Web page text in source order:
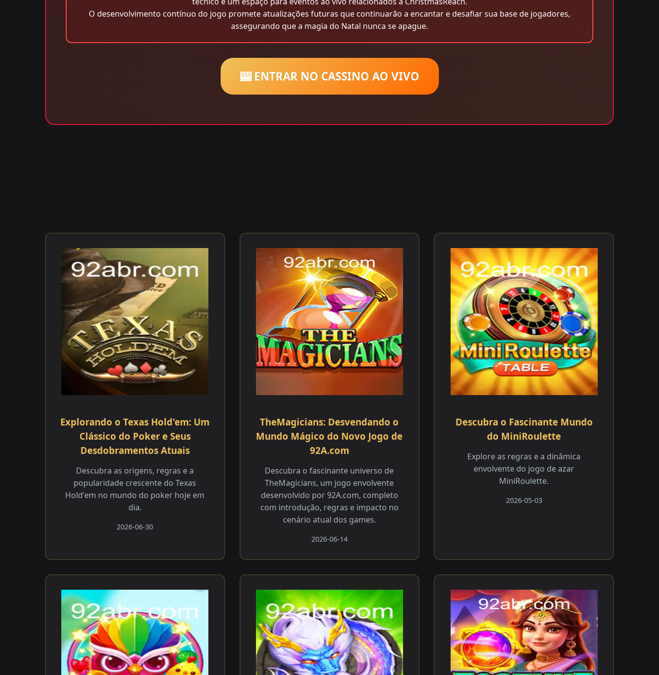
O desenvolvimento contínuo do jogo promete atualizações futuras que continuarão a encantar e desafiar sua base de jogadores,
assegurando que a magia do Natal nunca se apague.
🎰 ENTRAR NO CASSINO AO VIVO
Explorando o Texas Hold'em: Um
Clássico do Poker e Seus
Desdobramentos Atuais
Descubra as origens, regras e a
popularidade crescente do Texas
Hold'em no mundo do poker hoje em
dia.
2026-06-30
TheMagicians: Desvendando o
Mundo Mágico do Novo Jogo de
92A.com
Descubra o fascinante universo de
TheMagicians, um jogo envolvente
desenvolvido por 92A.com, completo
com introdução, regras e impacto no
cenário atual dos games.
2026-06-14
Descubra o Fascinante Mundo
do MiniRoulette
Explore as regras e a dinâmica
envolvente do jogo de azar
MiniRoulette.
2026-05-03